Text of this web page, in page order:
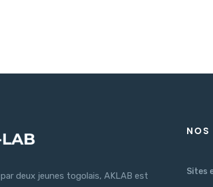
deux jeunes togolais, AKLAB est
NOS
Sites